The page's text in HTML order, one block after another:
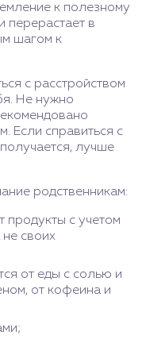
к полезному
перерастает в
шагом к
с расстройством
Не нужно
Если справиться с
лучше
родственникам:
продукты с учетом
не своих
от еды с солью и
от кофеина и